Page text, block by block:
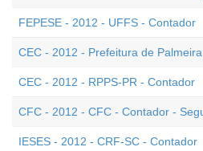
FEPESE - 2012 - UFFS - Contador
CEC - 2012 - Prefeitura de
CEC - 2012 - RPPS-PR - Contador
CFC - 2012 - CFC - Contador -
IESES - 2012 - CRF-SC - Contador